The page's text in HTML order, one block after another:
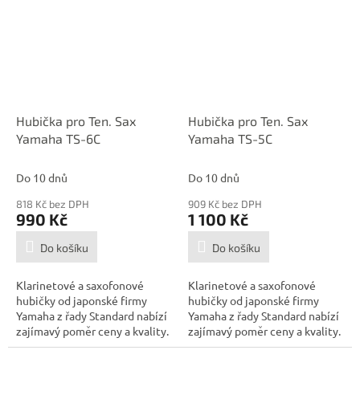
Hubička pro Ten. Sax
Yamaha TS-6C
Do 10 dnů
818 Kč bez DPH
990 Kč
Do košíku
Klarinetové a saxofonové
hubičky od japonské firmy
Yamaha z řady Standard nabízí
zajímavý poměr ceny a kvality.
Jsou...
Hubička pro Ten. Sax
Yamaha TS-5C
Do 10 dnů
909 Kč bez DPH
1 100 Kč
Do košíku
Klarinetové a saxofonové
hubičky od japonské firmy
Yamaha z řady Standard nabízí
zajímavý poměr ceny a kvality.
Jsou...